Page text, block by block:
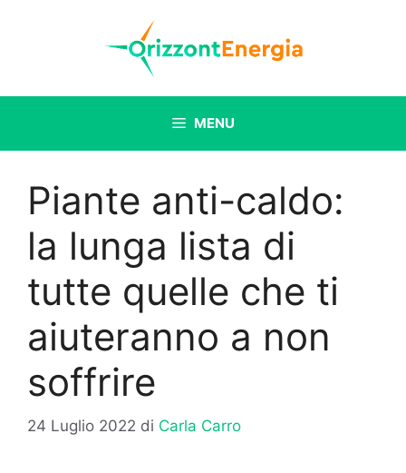
MENU
Piante anti-caldo:
la lunga lista di
tutte quelle che ti
aiuteranno a non
soffrire
24 Luglio 2022 di Carla Carro